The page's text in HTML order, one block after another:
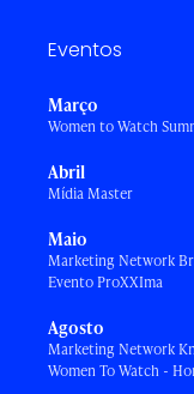
Eventos
Março
Women to Watch
Abril
Mídia Master
Maio
Marketing Network
Evento ProXXIma
Agosto
Marketing Network
Women To Watch -